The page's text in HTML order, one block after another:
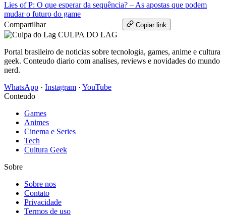
Lies of P: O que esperar da sequência? – As apostas que podem
mudar o futuro do game
Compartilhar
Copiar link
CULPA DO LAG
Portal brasileiro de noticias sobre tecnologia, games, anime e cultura
geek. Conteudo diario com analises, reviews e novidades do mundo
nerd.
WhatsApp · Instagram · YouTube
Conteudo
Games
Animes
Cinema e Series
Tech
Cultura Geek
Sobre
Sobre nos
Contato
Privacidade
Termos de uso